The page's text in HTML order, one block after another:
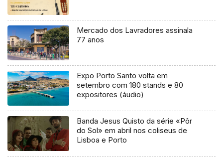
Mercado dos Lavradores assinala
77 anos
Expo Porto Santo volta em
setembro com 180 stands e 80
expositores (áudio)
Banda Jesus Quisto da série «Pôr
do Sol» em abril nos coliseus de
Lisboa e Porto